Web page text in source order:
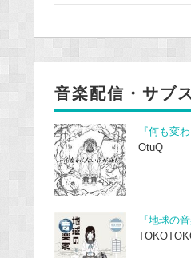
音楽配信・サブ
『何も変
OtuQ
『地球の音